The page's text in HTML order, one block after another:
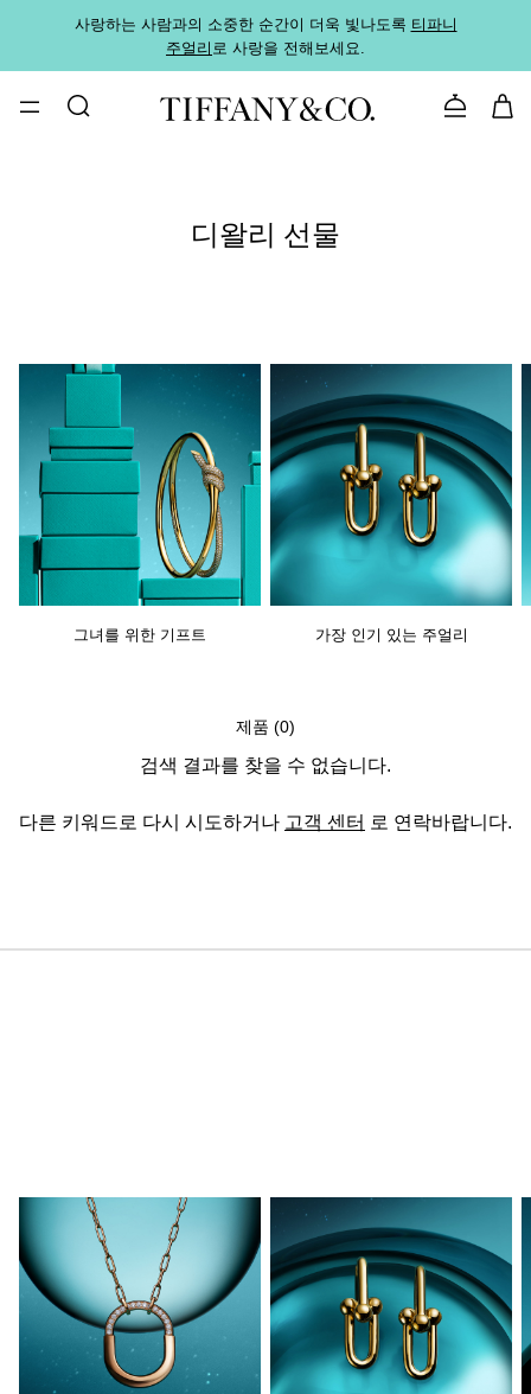
사랑하는 사람과의 소중한 순간이 더욱 빛나도록 티파니
주얼리로 사랑을 전해보세요.
문의하기
디왈리 선물
그녀를 위한 기프트 가장 인기 있는 주얼리
제품 (0)
검색 결과를 찾을 수 없습니다.
다른 키워드로 다시 시도하거나 고객 센터 로 연락바랍니다.